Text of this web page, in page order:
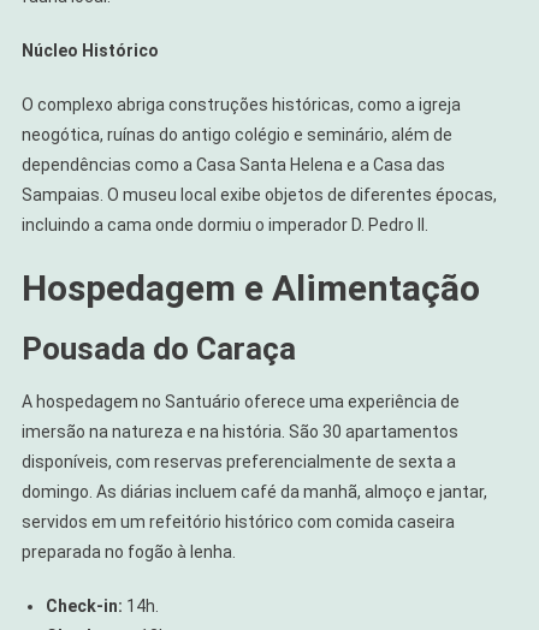
Núcleo Histórico
O complexo abriga construções históricas, como a igreja
neogótica, ruínas do antigo colégio e seminário, além de
dependências como a Casa Santa Helena e a Casa das
Sampaias. O museu local exibe objetos de diferentes épocas,
incluindo a cama onde dormiu o imperador D. Pedro II.
Hospedagem e Alimentação
Pousada do Caraça
A hospedagem no Santuário oferece uma experiência de
imersão na natureza e na história. São 30 apartamentos
disponíveis, com reservas preferencialmente de sexta a
domingo. As diárias incluem café da manhã, almoço e jantar,
servidos em um refeitório histórico com comida caseira
preparada no fogão à lenha.
Check-in: 14h.